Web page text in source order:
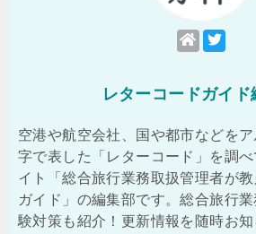
レターコードガイド
空港や航空会社、国や都市などを
字で表した「レターコード」を調
イト「総合旅行業務取扱管理者が
ガイド」の編集部です。総合旅行
験対策も紹介！更新情報を随時お知